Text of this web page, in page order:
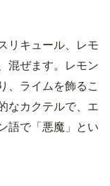
リキュール、レモ
混ぜます。レモン
、ライムを飾るこ
なカクテルで、エ
語で「悪魔」とい